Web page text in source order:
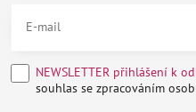
NEWSLETTER přihlášení k
souhlas se